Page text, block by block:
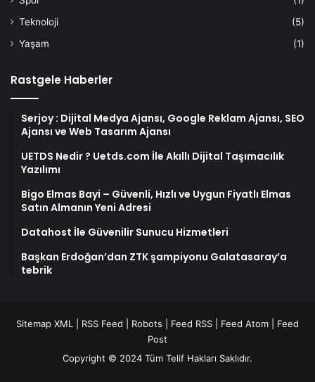
Teknoloji
(5)
Yaşam
(1)
Rastgele Haberler
Serjoy : Dijital Medya Ajansı, Google Reklam Ajansı, SEO
Ajansı ve Web Tasarım Ajansı
UETDS Nedir ? Uetds.com İle Akıllı Dijital Taşımacılık
Yazılımı
Bigo Elmas Bayi – Güvenli, Hızlı ve Uygun Fiyatlı Elmas
Satın Almanın Yeni Adresi
Datahost İle Güvenilir Sunucu Hizmetleri
Başkan Erdoğan’dan ZTK şampiyonu Galatasaray’a
tebrik
Sitemap XML RSS Feed Robots Feed RSS Feed Atom
Feed
Post
Copyright © 2024 Tüm Telif Hakları Saklıdır.